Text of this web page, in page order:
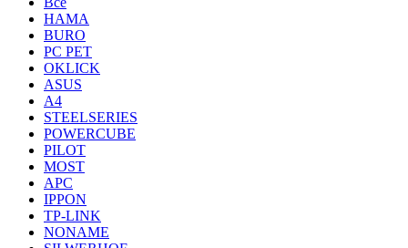
HAMA
BURO
PC PET
OKLICK
ASUS
A4
STEELSERIES
POWERCUBE
PILOT
MOST
APC
IPPON
TP-LINK
NONAME